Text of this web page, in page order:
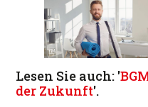
Lesen Sie auch: '
der Zukunft'.